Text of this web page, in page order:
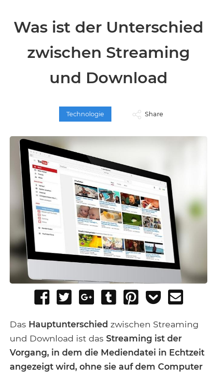
Was ist der Unterschied
zwischen Streaming
und Download
Technologie Share
Share
Facebook
Tweet
Share
Google+
Post
Tumblr
Pin
Add
Pocket
Das Hauptunterschied zwischen Streaming
und Download ist das Streaming ist der
Vorgang, in dem die Mediendatei in Echtzeit
angezeigt wird, ohne sie auf dem Computer